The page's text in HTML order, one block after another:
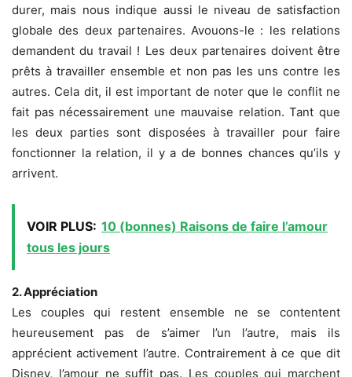
durer, mais nous indique aussi le niveau de satisfaction
globale des deux partenaires. Avouons-le : les relations
demandent du travail ! Les deux partenaires doivent être
prêts à travailler ensemble et non pas les uns contre les
autres. Cela dit, il est important de noter que le conflit ne
fait pas nécessairement une mauvaise relation. Tant que
les deux parties sont disposées à travailler pour faire
fonctionner la relation, il y a de bonnes chances qu’ils y
arrivent.
VOIR PLUS: 10 (bonnes) Raisons de faire l’amour
tous les jours
2. Appréciation
Les couples qui restent ensemble ne se contentent
heureusement pas de s’aimer l’un l’autre, mais ils
apprécient activement l’autre. Contrairement à ce que dit
Disney, l’amour ne suffit pas. Les couples qui marchent